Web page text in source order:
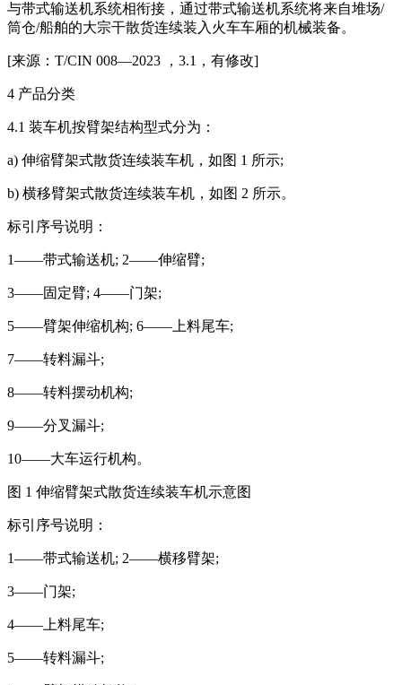
与带式输送机系统相衔接，通过带式输送机系统将来自堆场/
筒仓/船舶的大宗干散货连续装入火车车厢的机械装备。
[来源：T/CIN 008—2023 ，3.1，有修改]
4 产品分类
4.1 装车机按臂架结构型式分为：
a) 伸缩臂架式散货连续装车机，如图 1 所示;
b) 横移臂架式散货连续装车机，如图 2 所示。
标引序号说明：
1——带式输送机; 2——伸缩臂;
3——固定臂; 4——门架;
5——臂架伸缩机构; 6——上料尾车;
7——转料漏斗;
8——转料摆动机构;
9——分叉漏斗;
10——大车运行机构。
图 1 伸缩臂架式散货连续装车机示意图
标引序号说明：
1——带式输送机; 2——横移臂架;
3——门架;
4——上料尾车;
5——转料漏斗;